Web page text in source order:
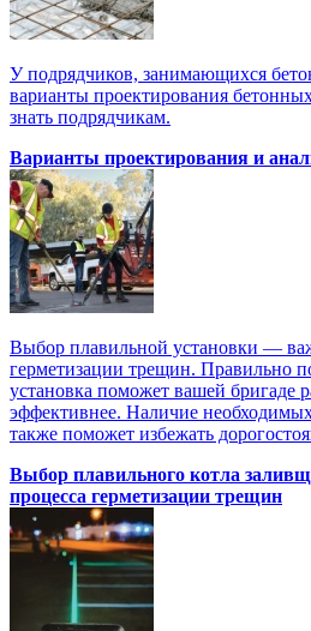
У подрядчиков, занимающихся
варианты проектирования
знать подрядчикам.
Варианты проектирования и
Выбор плавильной установки —
герметизации трещин. Правильно
установка поможет вашей бригаде
эффективнее. Наличие
также поможет избежать
Выбор плавильного котла
процесса герметизации трещин